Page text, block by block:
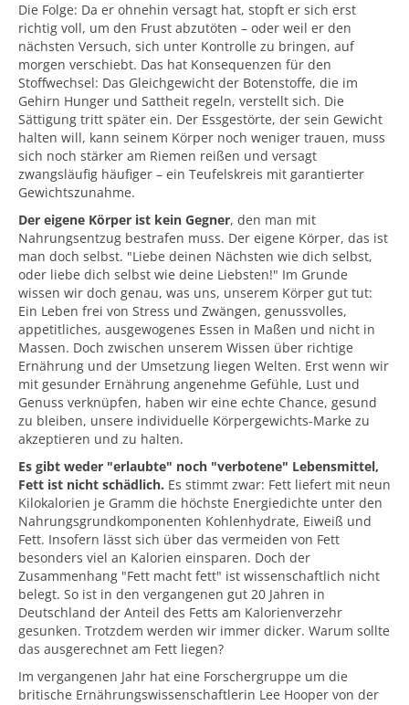
Die Folge: Da er ohnehin versagt hat, stopft er sich erst
richtig voll, um den Frust abzutöten – oder weil er den
nächsten Versuch, sich unter Kontrolle zu bringen, auf
morgen verschiebt. Das hat Konsequenzen für den
Stoffwechsel: Das Gleichgewicht der Botenstoffe, die im
Gehirn Hunger und Sattheit regeln, verstellt sich. Die
Sättigung tritt später ein. Der Essgestörte, der sein Gewicht
halten will, kann seinem Körper noch weniger trauen, muss
sich noch stärker am Riemen reißen und versagt
zwangsläufig häufiger – ein Teufelskreis mit garantierter
Gewichtszunahme.
Der eigene Körper ist kein Gegner, den man mit
Nahrungsentzug bestrafen muss. Der eigene Körper, das ist
man doch selbst. "Liebe deinen Nächsten wie dich selbst,
oder liebe dich selbst wie deine Liebsten!" Im Grunde
wissen wir doch genau, was uns, unserem Körper gut tut:
Ein Leben frei von Stress und Zwängen, genussvolles,
appetitliches, ausgewogenes Essen in Maßen und nicht in
Massen. Doch zwischen unserem Wissen über richtige
Ernährung und der Umsetzung liegen Welten. Erst wenn wir
mit gesunder Ernährung angenehme Gefühle, Lust und
Genuss verknüpfen, haben wir eine echte Chance, gesund
zu bleiben, unsere individuelle Körpergewichts-Marke zu
akzeptieren und zu halten.
Es gibt weder "erlaubte" noch "verbotene" Lebensmittel,
Fett ist nicht schädlich. Es stimmt zwar: Fett liefert mit neun
Kilokalorien je Gramm die höchste Energiedichte unter den
Nahrungsgrundkomponenten Kohlenhydrate, Eiweiß und
Fett. Insofern lässt sich über das vermeiden von Fett
besonders viel an Kalorien einsparen. Doch der
Zusammenhang "Fett macht fett" ist wissenschaftlich nicht
belegt. So ist in den vergangenen gut 20 Jahren in
Deutschland der Anteil des Fetts am Kalorienverzehr
gesunken. Trotzdem werden wir immer dicker. Warum sollte
das ausgerechnet am Fett liegen?
Im vergangenen Jahr hat eine Forschergruppe um die
britische Ernährungswissenschaftlerin Lee Hooper von der